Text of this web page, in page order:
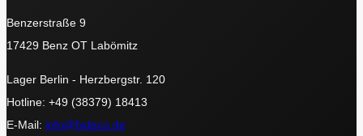
Benzerstraße 9
17429 Benz OT Labömitz
Lager Berlin - Herzbergstr. 120
Hotline: +49 (38379) 18413
E-Mail: info@fxdeco.de